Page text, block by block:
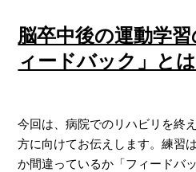
脳卒中後の運動学
ィードバック」と
今回は、病院でのリハビリを終
方に向けてお伝えします。練習
か間違っているか「フィードバ